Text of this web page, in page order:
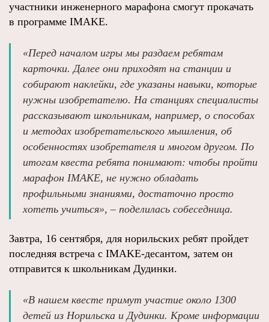
участники инженерного марафона смогут прокачать
в программе IMAKE.
«Перед началом игры мы раздаем ребятам
карточки. Далее они приходят на станции и
собирают наклейки, где указаны навыки, которые
нужны изобретателю. На станциях специалисты
рассказывают школьникам, например, о способах
и методах изобретательского мышления, об
особенностях изобретателя и многом другом. По
итогам квеста ребята понимают: чтобы пройти
марафон IMAKE, не нужно обладать
профильными знаниями, достаточно просто
хотеть учиться», – поделилась собеседница.
Завтра, 16 сентября, для норильских ребят пройдет
последняя встреча с IMAKE-десантом, затем он
отправится к школьникам Дудинки.
«В нашем квесте примут участие около 1300
детей из Норильска и Дудинки. Кроме информации